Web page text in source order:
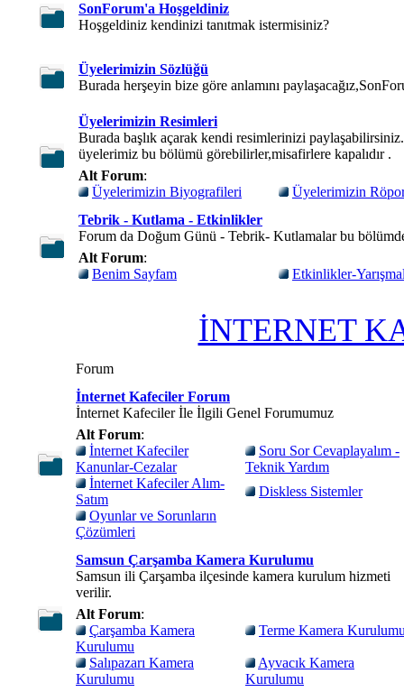
SonForum'a Hoşgeldiniz
Hoşgeldiniz kendinizi tanıtmak istermisiniz?
Üyelerimizin Sözlüğü
Burada herşeyin bize göre anlamını
Üyelerimizin Resimleri
Burada başlık açarak kendi resimlerinizi
üyelerimiz bu bölümü görebilirler,misafirlere kapalıdır .
Alt Forum:
Üyelerimizin Biyografileri
Üyelerimizin
Tebrik - Kutlama - Etkinlikler
Forum da Doğum Günü - Tebrik- Kutlamalar bu
Alt Forum:
Benim Sayfam
Etkinlikler-
İNTERNET
Forum
İnternet Kafeciler Forum
İnternet Kafeciler İle İlgili Genel Forumumuz
Alt Forum:
İnternet Kafeciler
Kanunlar-Cezalar
Soru Sor Cevaplayalım -
Teknik Yardım
İnternet Kafeciler Alım-
Satım
Diskless Sistemler
Oyunlar ve Sorunların
Çözümleri
Samsun Çarşamba Kamera Kurulumu
Samsun ili Çarşamba ilçesinde kamera kurulum hizmeti
verilir.
Alt Forum:
Çarşamba Kamera
Kurulumu
Terme Kamera
Salıpazarı Kamera
Kurulumu
Ayvacık Kamera
Kurulumu